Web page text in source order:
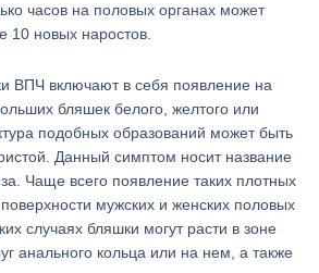
часов на половых органах может
10 новых наростов.
ВПЧ включают в себя появление на
бляшек белого, желтого или
подобных образований может быть
Данный симптом носит название
Чаще всего появление таких плотных
мужских и женских половых
случаях бляшки могут расти в зоне
анального кольца или на нем, а также